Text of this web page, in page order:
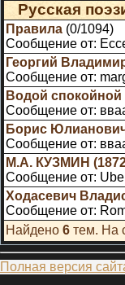
Русская
Правила (0/1094)
Сообщение от:
Георгий
Сообщение от:
Водой
Сообщение от:
Борис
Сообщение от:
М.А. КУЗМИН
Сообщение от:
Ходасевич
Сообщение от:
Найдено 6 тем. На
Полная версия